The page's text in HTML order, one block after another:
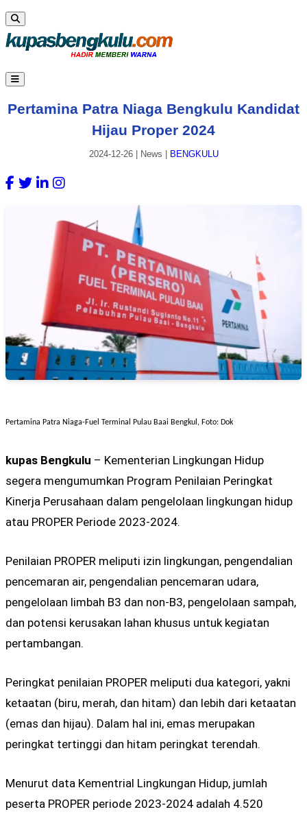
Pertamina Patra Niaga Bengkulu Kandidat
Hijau Proper 2024
2024-12-26| News BENGKULU
Pertamina Patra Niaga-Fuel Terminal Pulau Baai Bengkul, Foto: Dok
kupas Bengkulu – Kementerian Lingkungan Hidup
segera mengumumkan Program Penilaian Peringkat
Kinerja Perusahaan dalam pengelolaan lingkungan hidup
atau PROPER Periode 2023-2024.
Penilaian PROPER meliputi izin lingkungan, pengendalian
pencemaran air, pengendalian pencemaran udara,
pengelolaan limbah B3 dan non-B3, pengelolaan sampah,
dan potensi kerusakan lahan khusus untuk kegiatan
pertambangan.
Peringkat penilaian PROPER meliputi dua kategori, yakni
ketaatan (biru, merah, dan hitam) dan lebih dari ketaatan
(emas dan hijau). Dalam hal ini, emas merupakan
peringkat tertinggi dan hitam peringkat terendah.
Menurut data Kementrial Lingkungan Hidup, jumlah
peserta PROPER periode 2023-2024 adalah 4.520